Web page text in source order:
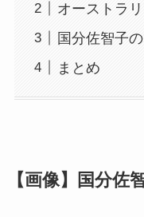
オーストラ
国分佐智子
まとめ
【画像】国分佐